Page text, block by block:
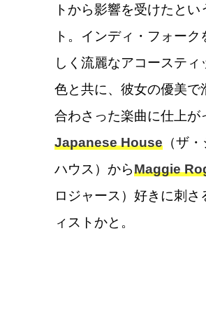
トから影響を受けたとい
ト。インディ・フォー
しく流麗なアコースティ
色と共に、彼女の優美で
合わさった楽曲に仕上が
Japanese House（ザ・
ハウス）からMaggie
ロジャース）好きに刺さ
ィストかと。